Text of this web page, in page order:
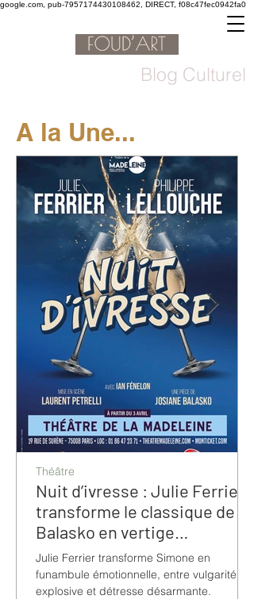
google.com, pub-7957174430108462, DIRECT, f08c47fec0942fa0
Blog Culturel
A la Une...
Nuit d’ivresse : Julie Ferrier
transforme le classique de
Balasko en vertige
bouleversant
Julie Ferrier transforme Simone en
funambule émotionnelle, entre vulgarité
explosive et détresse désarmante.
Théâtre